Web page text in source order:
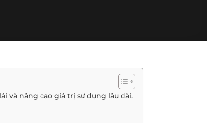
và nâng cao giá trị sử dụng lâu dài.